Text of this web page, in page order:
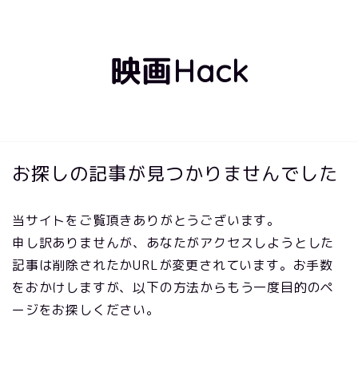
映画Hack
お探しの記事が見つかりませんでした
当サイトをご覧頂きありがとうございます。
申し訳ありませんが、あなたがアクセスしようとした
記事は削除されたかURLが変更されています。お手数
をおかけしますが、以下の方法からもう一度目的のペ
ージをお探しください。